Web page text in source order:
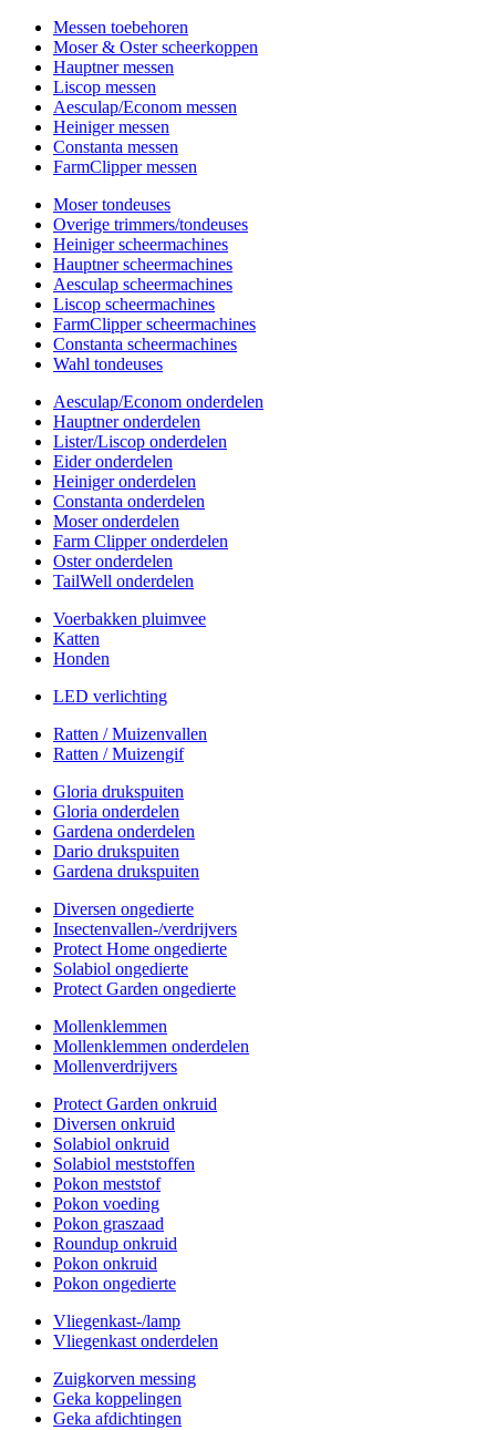
Messen toebehoren
Moser & Oster scheerkoppen
Hauptner messen
Liscop messen
Aesculap/Econom messen
Heiniger messen
Constanta messen
FarmClipper messen
Moser tondeuses
Overige trimmers/tondeuses
Heiniger scheermachines
Hauptner scheermachines
Aesculap scheermachines
Liscop scheermachines
FarmClipper scheermachines
Constanta scheermachines
Wahl tondeuses
Aesculap/Econom onderdelen
Hauptner onderdelen
Lister/Liscop onderdelen
Eider onderdelen
Heiniger onderdelen
Constanta onderdelen
Moser onderdelen
Farm Clipper onderdelen
Oster onderdelen
TailWell onderdelen
Voerbakken pluimvee
Katten
Honden
LED verlichting
Ratten / Muizenvallen
Ratten / Muizengif
Gloria drukspuiten
Gloria onderdelen
Gardena onderdelen
Dario drukspuiten
Gardena drukspuiten
Diversen ongedierte
Insectenvallen-/verdrijvers
Protect Home ongedierte
Solabiol ongedierte
Protect Garden ongedierte
Mollenklemmen
Mollenklemmen onderdelen
Mollenverdrijvers
Protect Garden onkruid
Diversen onkruid
Solabiol onkruid
Solabiol meststoffen
Pokon meststof
Pokon voeding
Pokon graszaad
Roundup onkruid
Pokon onkruid
Pokon ongedierte
Vliegenkast-/lamp
Vliegenkast onderdelen
Zuigkorven messing
Geka koppelingen
Geka afdichtingen